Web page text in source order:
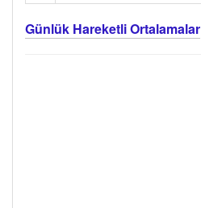
Günlük Hareketli Ortalamalar